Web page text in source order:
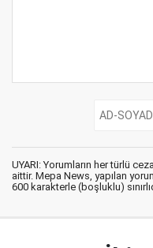
UYARI: Yorumların her türlü
aittir. Mepa News, yapılan
600 karakterle (boşluklu)